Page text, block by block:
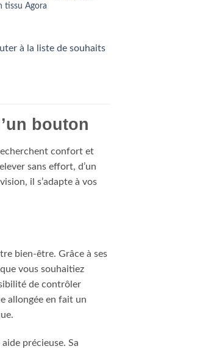
tissu Agora
à la liste de souhaits
bouton
confort et
sans effort, d’un
il s’adapte à vos
bien-être. Grâce à ses
vous souhaitiez
de contrôler
allongée en fait un
précieuse. Sa